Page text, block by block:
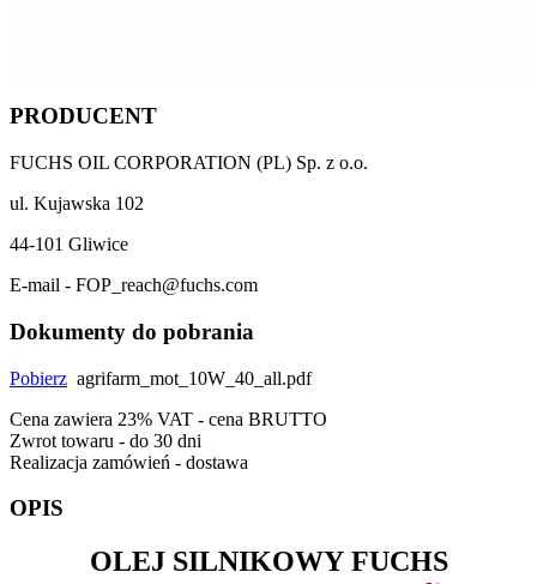
PRODUCENT
FUCHS OIL CORPORATION (PL) Sp. z o.o.
ul. Kujawska 102
44-101 Gliwice
E-mail - FOP_reach@fuchs.com
Dokumenty do pobrania
Pobierz agrifarm_mot_10W_40_all.pdf
Cena zawiera 23% VAT - cena BRUTTO
Zwrot towaru - do 30 dni
Realizacja zamówień - dostawa
OPIS
OLEJ SILNIKOWY FUCHS